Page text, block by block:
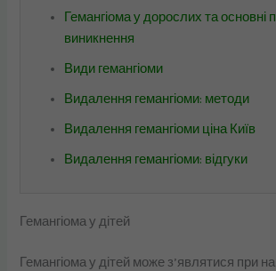
Гемангіома у дорослих та основні
виникнення
Види гемангіоми
Видалення гемангіоми: методи
Видалення гемангіоми ціна Київ
Видалення гемангіоми: відгуки
Гемангіома у дітей
Гемангіома у дітей може з’являтися при